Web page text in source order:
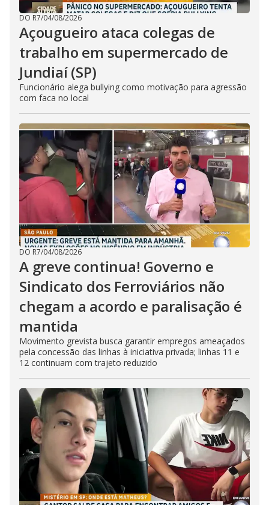
DO R7/04/08/2026
Açougueiro ataca colegas de
trabalho em supermercado de
Jundiaí (SP)
Funcionário alega bullying como motivação para agressão
com faca no local
DO R7/04/08/2026
A greve continua! Governo e
Sindicato dos Ferroviários não
chegam a acordo e paralisação é
mantida
Movimento grevista busca garantir empregos ameaçados
pela concessão das linhas à iniciativa privada; linhas 11 e
12 continuam com trajeto reduzido